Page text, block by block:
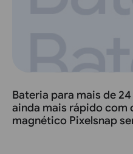
Bateria para mais de
ainda mais rápido com
magnético Pixelsnap